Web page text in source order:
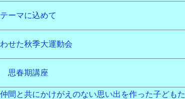
ーマに込めて
せた秋季大運動会
春期講座
と共にかけがえのない思い出を作った子どもた